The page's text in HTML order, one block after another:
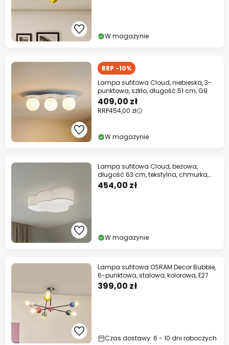
W magazynie
RRP -10%
Lampa sufitowa Cloud, niebieska, 3-
punktowa, szkło, długość 51 cm, G9
409,00 zł
RRP454,00 zł
W magazynie
Lampa sufitowa Cloud, beżowa,
długość 63 cm, tekstylna, chmurka,
E27
454,00 zł
W magazynie
Lampa sufitowa OSRAM Decor Bubble,
6-punktowa, stalowa, kolorowa, E27
399,00 zł
Czas dostawy: 6 - 10 dni roboczych